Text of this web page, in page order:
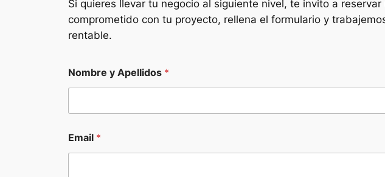
Si quieres llevar tu negocio al siguiente nivel, te invito a reservar
comprometido con tu proyecto, rellena el formulario y
rentable.
Nombre y Apellidos *
Email *